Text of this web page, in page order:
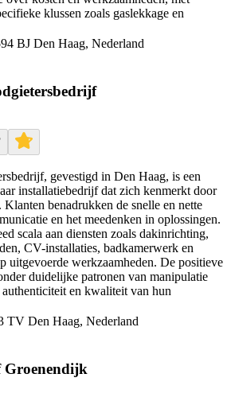
klussen zoals gaslekkage en
BJ Den Haag, Nederland
gevestigd in Den Haag, is een
installatiebedrijf dat zich kenmerkt door
benadrukken de snelle en nette
en het meedenken in oplossingen.
scala aan diensten zoals dakinrichting,
CV-installaties, badkamerwerk en
uitgevoerde werkzaamheden. De positieve
duidelijke patronen van manipulatie
en kwaliteit van hun
TV Den Haag, Nederland
Groenendijk